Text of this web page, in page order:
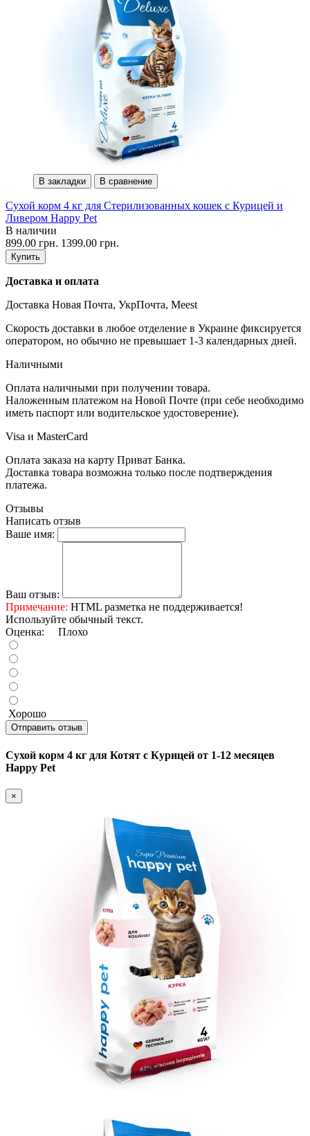
В закладки В сравнение
Сухой корм 4 кг для Стерилизованных кошек с Курицей и
Ливером Happy Pet
В наличии
899.00 грн. 1399.00 грн.
Купить
Доставка и оплата
Доставка Новая Почта, УкрПочта, Meest
Скорость доставки в любое отделение в Украине фиксируется
оператором, но обычно не превышает 1-3 календарных дней.
Наличными
Оплата наличными при получении товара.
Наложенным платежом на Новой Почте (при себе необходимо
иметь паспорт или водительское удостоверение).
Visa и MasterCard
Оплата заказа на карту Приват Банка.
Доставка товара возможна только после подтверждения
платежа.
Отзывы
Написать отзыв
Ваше имя:
Ваш отзыв:
Примечание: HTML разметка не поддерживается!
Используйте обычный текст.
Оценка: Плохо
Хорошо
Отправить отзыв
Сухой корм 4 кг для Котят с Курицей от 1-12 месяцев
Happy Pet
×